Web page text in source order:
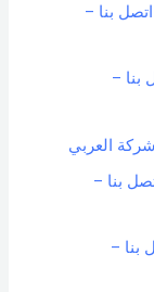
شركة مكافحة حشرات بسكاكا – 0551154864 اتصل بنا –
– 0551154864 اتصل بنا –
حشرات بحائل – 0551154864 اتصل بنا –
– 0551154864 اتصل بنا –